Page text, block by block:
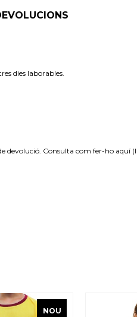
dies laborables.
devolució. Consulta com fer-ho aquí
NOU